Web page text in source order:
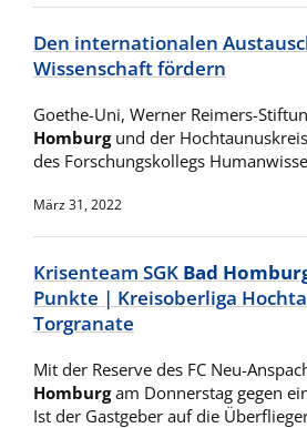
Den internationalen
Wissenschaft fördern
Goethe-Uni, Werner Reimers-
Homburgund der
des Forschungskollegs
März 31, 2022
Krisenteam SGK Bad
Punkte | Kreisoberliga
Torgranate
Mit der Reserve des FC Neu-
Homburgam Donnerstag gegen
Ist der Gastgeber auf die